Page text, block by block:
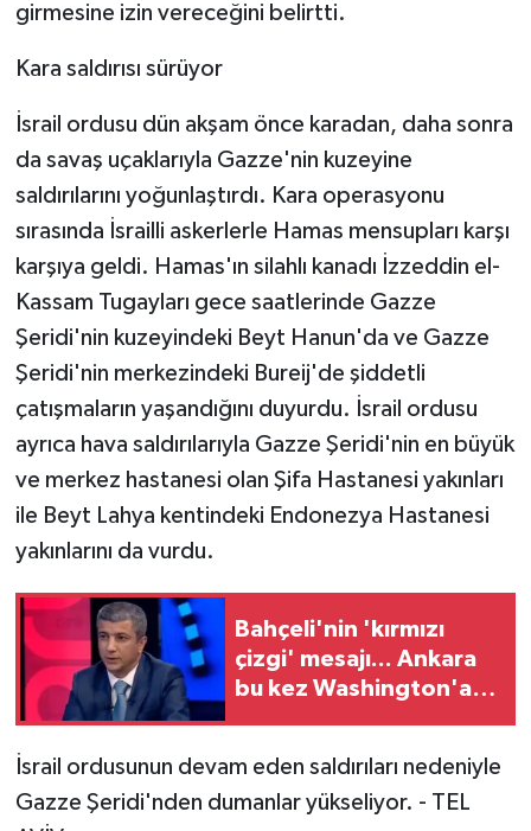
girmesine izin vereceğini belirtti.
Kara saldırısı sürüyor
İsrail ordusu dün akşam önce karadan, daha sonra
da savaş uçaklarıyla Gazze'nin kuzeyine
saldırılarını yoğunlaştırdı. Kara operasyonu
sırasında İsrailli askerlerle Hamas mensupları karşı
karşıya geldi. Hamas'ın silahlı kanadı İzzeddin el-
Kassam Tugayları gece saatlerinde Gazze
Şeridi'nin kuzeyindeki Beyt Hanun'da ve Gazze
Şeridi'nin merkezindeki Bureij'de şiddetli
çatışmaların yaşandığını duyurdu. İsrail ordusu
ayrıca hava saldırılarıyla Gazze Şeridi'nin en büyük
ve merkez hastanesi olan Şifa Hastanesi yakınları
ile Beyt Lahya kentindeki Endonezya Hastanesi
yakınlarını da vurdu.
Bahçeli'nin 'kırmızı
çizgi' mesajı... Ankara
bu kez Washington'a
İsrail ordusunun devam eden saldırıları nedeniyle
Gazze Şeridi'nden dumanlar yükseliyor. - TEL